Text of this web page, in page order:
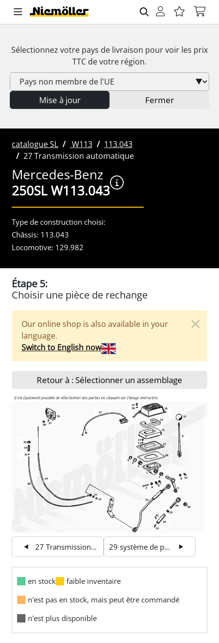
Sélectionnez votre pays de livraison pour voir les prix
TTC de votre région.
Mise à jour Fermer
catalogue SL W113
113.043
27 Transmission automatique
Mercedes-Benz
250SL W113.043
Type de construction choisi:
Châssis: 113.043
Locomotive: 129.982
Étape 5:
Choisir une pièce de rechange
Our online shop is also available in your
language.
Switch to English now
Retour à : Sélectionner un assemblage
27 Transmission automatique 29 système de pédales
en stock
faible inventaire
n'est pas en stock, mais peut être commandé
n'est plus disponible